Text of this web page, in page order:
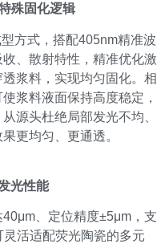
殊固化逻辑
方式，搭配405nm精准波
、散射特性，精准优化激
浆料，实现均匀固化。相
浆料液面保持高度稳定，
源头杜绝局部发光不均、
更均匀、更通透。
光性能
、定位精度±5μm，支
活适配荧光陶瓷的多元